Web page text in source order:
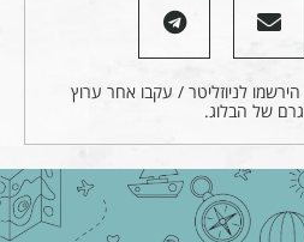
לניוזליטר / עקבו אחר ערוץ
של הבלוג.